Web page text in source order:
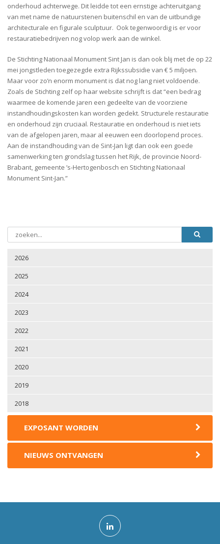
2026
2025
2024
2023
2022
2021
2020
2019
2018
EXPOSANT WORDEN
NIEUWS ONTVANGEN
onderhoud achterwege. Dit leidde tot een ernstige achteruitgang
van met name de natuurstenen buitenschil en van de uitbundige
architecturale en figurale sculptuur. Ook tegenwoordig is er voor
restauratiebedrijven nog volop werk aan de winkel.
De Stichting Nationaal Monument Sint Jan is dan ook blij met de op 22
mei jongstleden toegezegde extra Rijkssubsidie van € 5 miljoen.
Maar voor zo’n enorm monument is dat nog lang niet voldoende.
Zoals de Stichting zelf op haar website schrijft is dat “een bedrag
waarmee de komende jaren een gedeelte van de voorziene
instandhoudingskosten kan worden gedekt. Structurele restauratie
en onderhoud zijn cruciaal. Restauratie en onderhoud is niet iets
van de afgelopen jaren, maar al eeuwen een doorlopend proces.
Aan de instandhouding van de Sint-Jan ligt dan ook een goede
samenwerking ten grondslag tussen het Rijk, de provincie Noord-
Brabant, gemeente ’s-Hertogenbosch en Stichting Nationaal
Monument Sint-Jan.”